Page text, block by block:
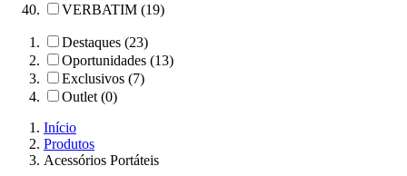
VERBATIM (19)
Destaques (23)
Oportunidades (13)
Exclusivos (7)
Outlet (0)
Início
Produtos
Acessórios Portáteis